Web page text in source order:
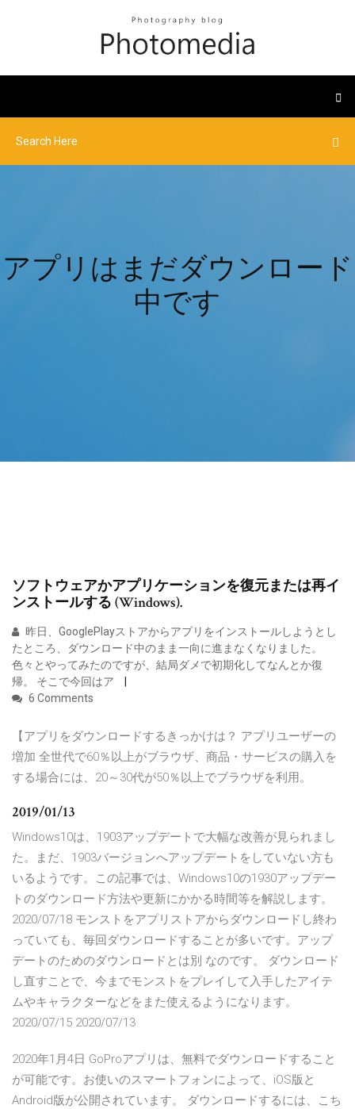
アプリはまだダウンロード
中です
ソフトウェアかアプリケーションを復元または再イ
ンストールする (Windows).
昨日、GooglePlayストアからアプリをインストールしようとし
たところ、ダウンロード中のまま一向に進まなくなりました。
色々とやってみたのですが、結局ダメで初期化してなんとか復
帰。 そこで今回はア
6 Comments
【アプリをダウンロードするきっかけは？ アプリユーザーの
増加 全世代で60％以上がブラウザ、商品・サービスの購入を
する場合には、20～30代が50％以上でブラウザを利用。
2019/01/13
Windows10は、1903アップデートで大幅な改善が見られまし
た。まだ、1903バージョンへアップデートをしていない方も
いるようです。この記事では、Windows10の1930アップデー
トのダウンロード方法や更新にかかる時間等を解説します。
2020/07/18 モンストをアプリストアからダウンロードし終わ
っていても、毎回ダウンロードすることが多いです。アップ
デートのためのダウンロードとは別 なのです。 ダウンロード
し直すことで、今までモンストをプレイして入手したアイテ
ムやキャラクターなどをまた使えるようになります。
2020/07/15 2020/07/13
2020年1月4日 GoProアプリは、無料でダウンロードすること
が可能です。お使いのスマートフォンによって、iOS版と
Android版が公開されています。 ダウンロードするには、こち